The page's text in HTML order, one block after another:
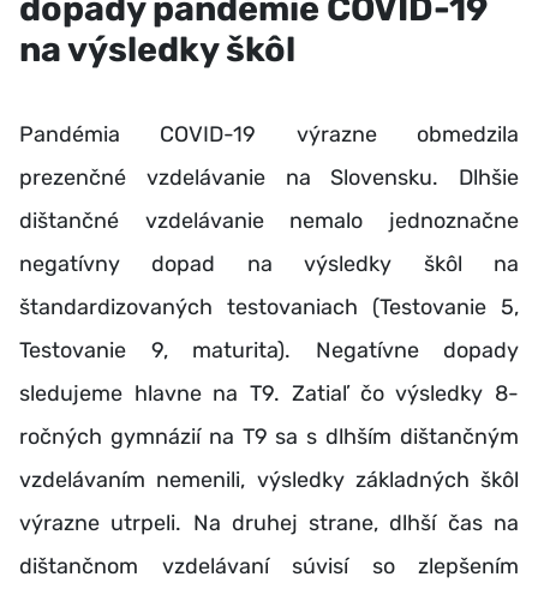
dopady pandémie COVID-19
na výsledky škôl
Pandémia COVID-19 výrazne obmedzila
prezenčné vzdelávanie na Slovensku. Dlhšie
dištančné vzdelávanie nemalo jednoznačne
negatívny dopad na výsledky škôl na
štandardizovaných testovaniach (Testovanie 5,
Testovanie 9, maturita). Negatívne dopady
sledujeme hlavne na T9. Zatiaľ čo výsledky 8-
ročných gymnázií na T9 sa s dlhším dištančným
vzdelávaním nemenili, výsledky základných škôl
výrazne utrpeli. Na druhej strane, dlhší čas na
dištančnom vzdelávaní súvisí so zlepšením